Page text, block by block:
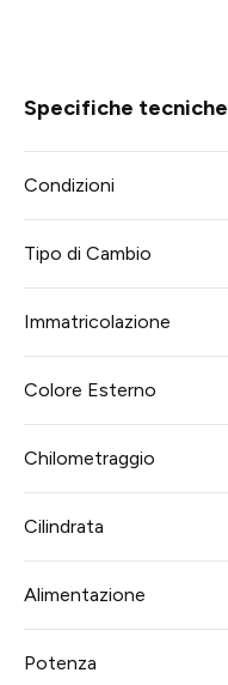
Specifiche tecniche
Condizioni
Tipo di Cambio
Immatricolazione
Colore Esterno
Chilometraggio
Cilindrata
Alimentazione
Potenza